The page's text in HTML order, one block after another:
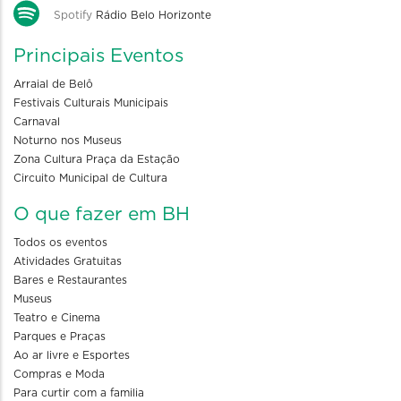
Spotify Rádio Belo Horizonte
Principais Eventos
Arraial de Belô
Festivais Culturais Municipais
Carnaval
Noturno nos Museus
Zona Cultura Praça da Estação
Circuito Municipal de Cultura
O que fazer em BH
Todos os eventos
Atividades Gratuitas
Bares e Restaurantes
Museus
Teatro e Cinema
Parques e Praças
Ao ar livre e Esportes
Compras e Moda
Para curtir com a familia